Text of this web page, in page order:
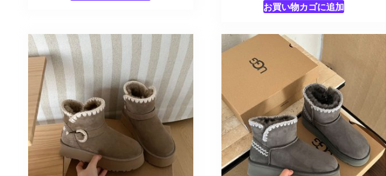
お買い物カゴに追加